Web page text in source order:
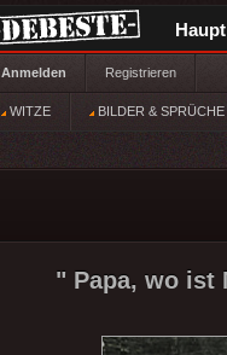
Haupt
Anmelden Registrieren
WITZE BILDER & SPRÜCHE
" Papa, wo ist